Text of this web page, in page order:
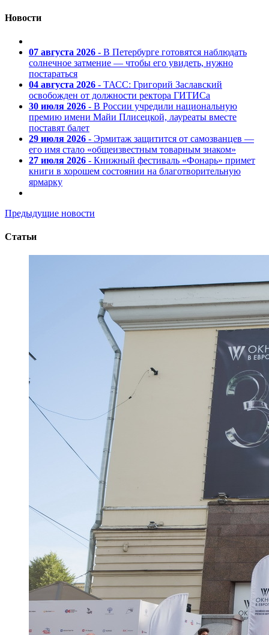
Новости
07 августа 2026 - В Петербурге готовятся наблюдать
солнечное затмение — чтобы его увидеть, нужно
постараться
04 августа 2026 - ТАСС: Григорий Заславский
освобожден от должности ректора ГИТИСа
30 июля 2026 - В России учредили национальную
премию имени Майи Плисецкой, лауреаты вместе
поставят балет
29 июля 2026 - Эрмитаж защитится от самозванцев —
его имя стало «общеизвестным товарным знаком»
27 июля 2026 - Книжный фестиваль «Фонарь» примет
книги в хорошем состоянии на благотворительную
ярмарку
Предыдущие новости
Статьи